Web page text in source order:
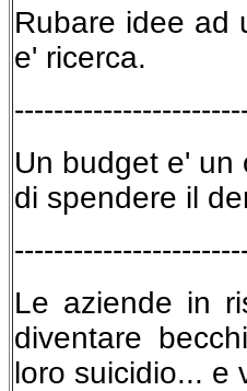
Rubare idee ad
e' ricerca.
Un budget e' un
di spendere il
Le aziende in
diventare
loro suicidio... e